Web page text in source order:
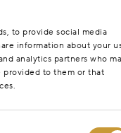
to provide social media
information about your
analytics partners who
provided to them or that